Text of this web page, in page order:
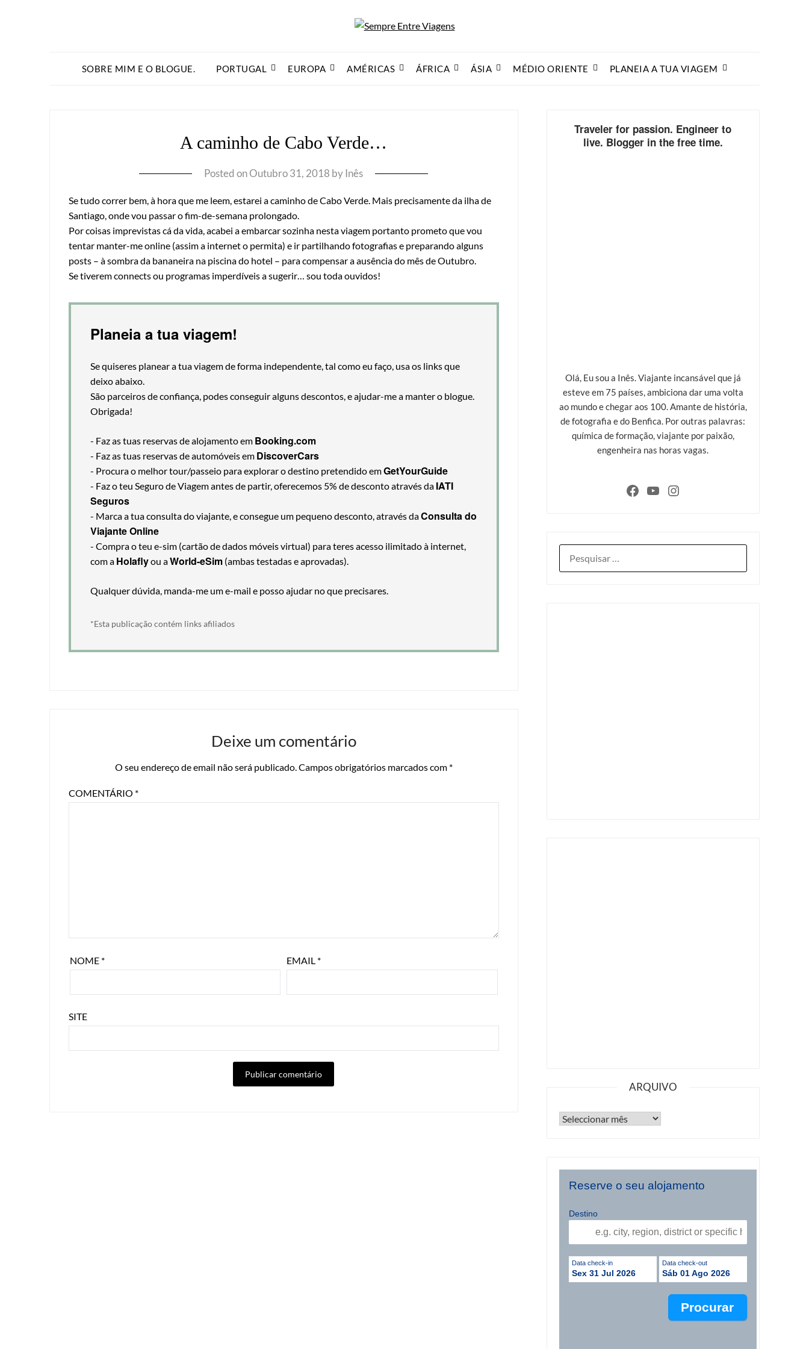
SOBRE MIM E O BLOGUE. PORTUGAL EUROPA AMÉRICAS ÁFRICA ÁSIA MÉDIO ORIENTE PLANEIA A TUA VIAGEM
A caminho de Cabo Verde…
Posted onOutubro 31, 2018 byInês
Se tudo correr bem, à hora que me leem, estarei a caminho de Cabo Verde. Mais precisamente da ilha de
Santiago, onde vou passar o fim-de-semana prolongado.
Por coisas imprevistas cá da vida, acabei a embarcar sozinha nesta viagem portanto prometo que vou
tentar manter-me online (assim a internet o permita) e ir partilhando fotografias e preparando alguns
posts – à sombra da bananeira na piscina do hotel – para compensar a ausência do mês de Outubro.
Se tiverem connects ou programas imperdíveis a sugerir… sou toda ouvidos!
Planeia a tua viagem!
Se quiseres planear a tua viagem de forma independente, tal como eu faço, usa os links que
deixo abaixo.
São parceiros de confiança, podes conseguir alguns descontos, e ajudar-me a manter o blogue.
Obrigada!
- Faz as tuas reservas de alojamento em Booking.com
- Faz as tuas reservas de automóveis em DiscoverCars
- Procura o melhor tour/passeio para explorar o destino pretendido emGetYourGuide
- Faz o teu Seguro de Viagem antes de partir, oferecemos 5% de desconto através da IATI
Seguros
- Marca a tua consulta do viajante, e consegue um pequeno desconto, através daConsulta do
Viajante Online
- Compra o teu e-sim (cartão de dados móveis virtual) para teres acesso ilimitado à internet,
com a Holaflyou aWorld-eSim (ambas testadas e aprovadas).
Qualquer dúvida, manda-me um e-mail e posso ajudar no que precisares.
*Esta publicação contém links afiliados
Deixe um comentário
O seu endereço de email não será publicado.Campos obrigatórios marcados com *
COMENTÁRIO *
NOME * EMAIL *
SITE
Traveler for passion. Engineer to
live. Blogger in the free time.
Olá, Eu sou a Inês. Viajante incansável que já
esteve em 75 países, ambiciona dar uma volta
ao mundo e chegar aos 100. Amante de história,
de fotografia e do Benfica. Por outras palavras:
química de formação, viajante por paixão,
engenheira nas horas vagas.
ARQUIVO
Reserve o seu alojamento
Destino
Data check-in
Sex 31 Jul 2026
Data check-out
Sáb 01 Ago 2026